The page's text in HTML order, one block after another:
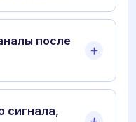
после
сигнала,